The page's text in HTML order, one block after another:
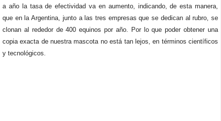
a año la tasa de efectividad va en aumento, indicando, de esta manera,
que en la Argentina, junto a las tres empresas que se dedican al rubro, se
clonan al rededor de 400 equinos por año. Por lo que poder obtener una
copia exacta de nuestra mascota no está tan lejos, en términos científicos
y tecnológicos.